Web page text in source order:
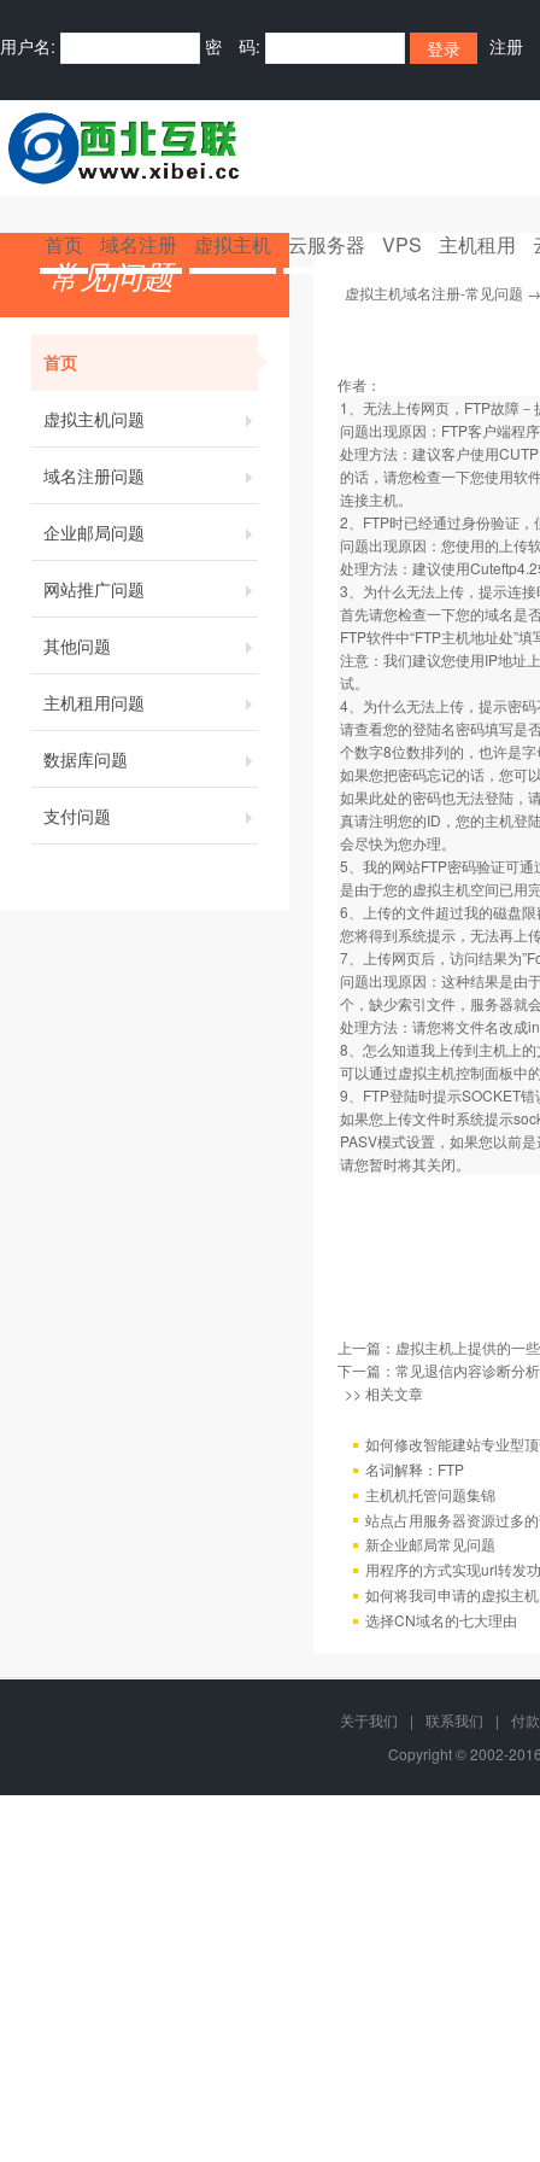
用户名: 密 码: 注册
首页 域名注册 虚拟主机 云服务器 VPS 主机租用
常见问题
首页
虚拟主机问题
域名注册问题
企业邮局问题
网站推广问题
其他问题
主机租用问题
数据库问题
支付问题
虚拟主机域名注册-常见问题
作者：
1、无法上传网页，FTP故障－
问题出现原因：FTP客户端程
处理方法：建议客户使用
的话，请您检查一下您使用软
连接主机。
2、FTP时已经通过身份验证，
问题出现原因：您使用的上传
处理方法：建议使用
3、为什么无法上传，提示连
首先请您检查一下您的域名是
FTP软件中“FTP主机地址处”
注意：我们建议您使用IP地址
试。
4、为什么无法上传，提示密
请查看您的登陆名密码填写是
个数字8位数排列的，也许是
如果您把密码忘记的话，您可
如果此处的密码也无法登陆，
真请注明您的ID，您的主机登
会尽快为您办理。
5、我的网站FTP密码验证可
是由于您的虚拟主机空间已用
6、上传的文件超过我的磁盘
您将得到系统提示，无法再上
7、上传网页后，访问结果为
问题出现原因：这种结果是由
个，缺少索引文件，服务器就
处理方法：请您将文件名改成
8、怎么知道我上传到主机上
可以通过虚拟主机控制面板中
9、FTP登陆时提示SOCKET错
如果您上传文件时系统提示
PASV模式设置，如果您以前
请您暂时将其关闭。
上一篇： 虚拟主机上提供的一
下一篇： 常见退信内容诊断分
>> 相关文章
如何修改智能建站专业型
名词解释：FTP
主机机托管问题集锦
站点占用服务器资源过多
新企业邮局常见问题
用程序的方式实现url转发
如何将我司申请的虚拟主
选择CN域名的七大理由
关于我们 | 联系我们 |
付
Copyright © 2002-